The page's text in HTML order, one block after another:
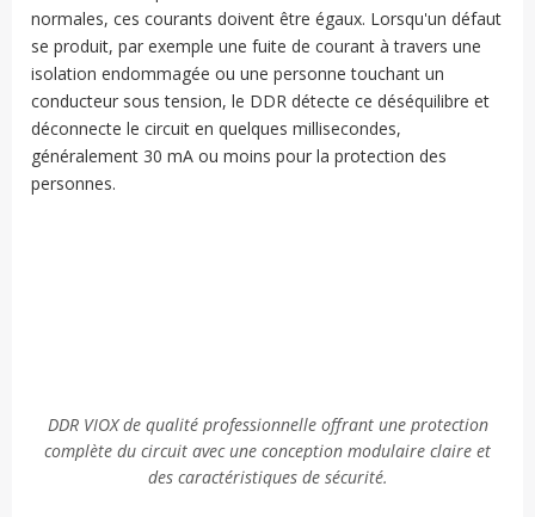
normales, ces courants doivent être égaux. Lorsqu'un défaut
se produit, par exemple une fuite de courant à travers une
isolation endommagée ou une personne touchant un
conducteur sous tension, le DDR détecte ce déséquilibre et
déconnecte le circuit en quelques millisecondes,
généralement 30 mA ou moins pour la protection des
personnes.
DDR VIOX de qualité professionnelle offrant une protection
complète du circuit avec une conception modulaire claire et
des caractéristiques de sécurité.